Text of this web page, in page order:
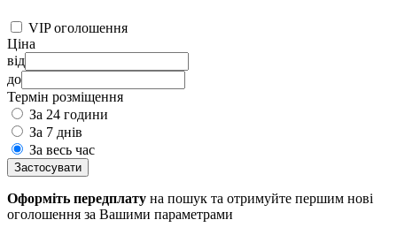
VIP оголошення
Ціна
від
до
Термін розміщення
За 24 години
За 7 днів
За весь час
Застосувати
Оформіть передплату на пошук та отримуйте першим нові
оголошення за Вашими параметрами